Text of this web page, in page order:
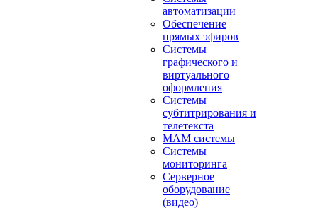
автоматизации
Обеспечение
прямых эфиров
Системы
графического и
виртуального
оформления
Системы
субтитрирования и
телетекста
MAM системы
Системы
мониторинга
Серверное
оборудование
(видео)